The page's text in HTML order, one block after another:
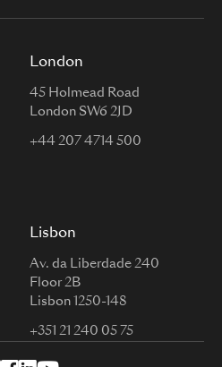
London
45 Holmead Road
London SW6 2JD
+44 207 4714 500
Lisbon
Av. da Liberdade 240
Floor 2B
Lisbon 1250-148
+351 21 240 05 75